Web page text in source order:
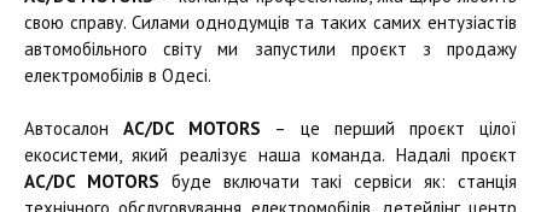
свою справу. Силами однодумців та таких самих ентузіастів
автомобільного світу ми запустили проєкт з продажу
електромобілів в Одесі.
АвтосалонAC/DC MOTORS – це перший проєкт цілої
екосистеми, який реалізує наша команда. Надалі проєкт
AC/DC MOTORS буде включати такі сервіси як: станція